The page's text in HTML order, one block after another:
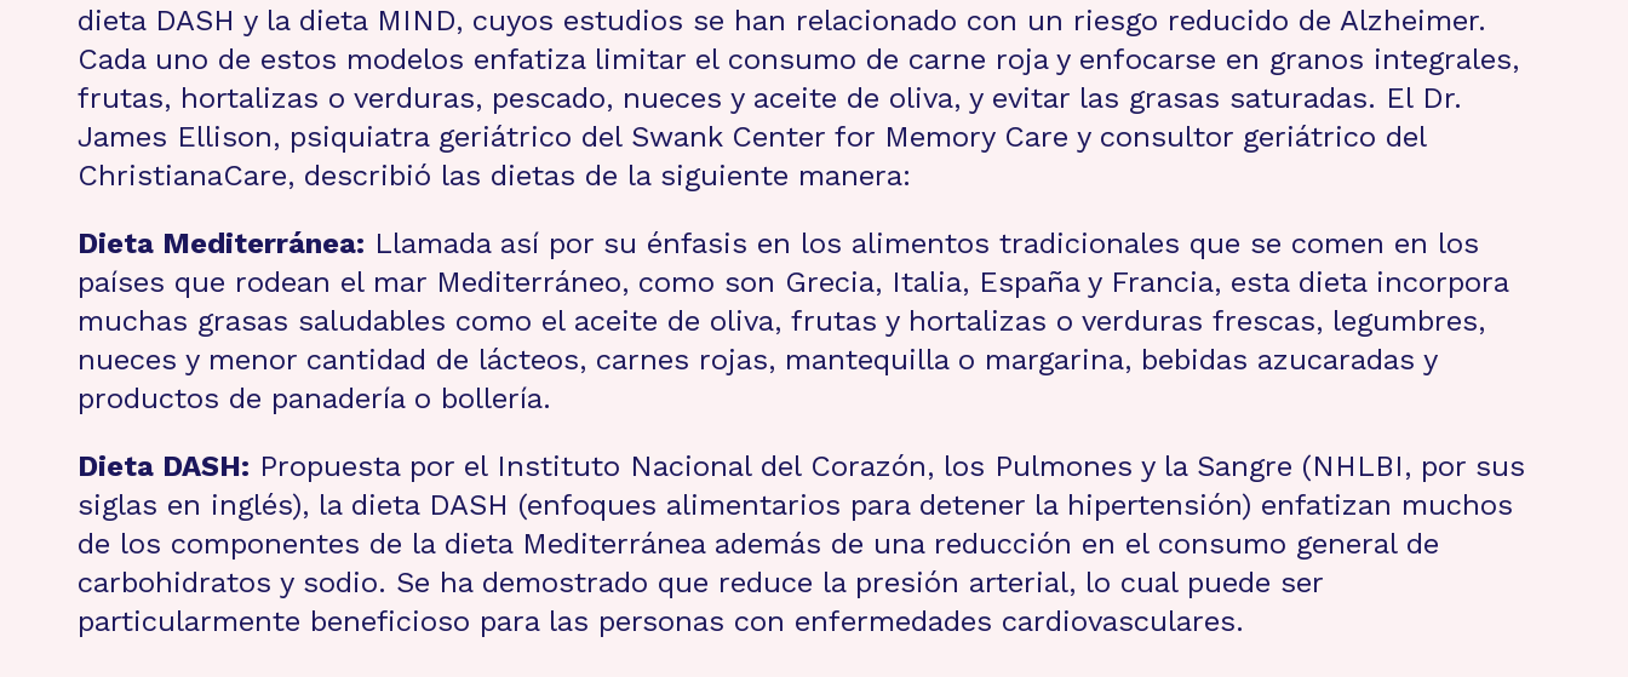
dieta DASH y la dieta MIND, cuyos estudios se han relacionado con un riesgo reducido de Alzheimer.
Cada uno de estos modelos enfatiza limitar el consumo de carne roja y enfocarse en granos integrales,
frutas, hortalizas o verduras, pescado, nueces y aceite de oliva, y evitar las grasas saturadas. El Dr.
James Ellison, psiquiatra geriátrico del Swank Center for Memory Care y consultor geriátrico del
ChristianaCare, describió las dietas de la siguiente manera:
Dieta Mediterránea: Llamada así por su énfasis en los alimentos tradicionales que se comen en los
países que rodean el mar Mediterráneo, como son Grecia, Italia, España y Francia, esta dieta incorpora
muchas grasas saludables como el aceite de oliva, frutas y hortalizas o verduras frescas, legumbres,
nueces y menor cantidad de lácteos, carnes rojas, mantequilla o margarina, bebidas azucaradas y
productos de panadería o bollería.
Dieta DASH: Propuesta por el Instituto Nacional del Corazón, los Pulmones y la Sangre (NHLBI, por sus
siglas en inglés), la dieta DASH (enfoques alimentarios para detener la hipertensión) enfatizan muchos
de los componentes de la dieta Mediterránea además de una reducción en el consumo general de
carbohidratos y sodio. Se ha demostrado que reduce la presión arterial, lo cual puede ser
particularmente beneficioso para las personas con enfermedades cardiovasculares.